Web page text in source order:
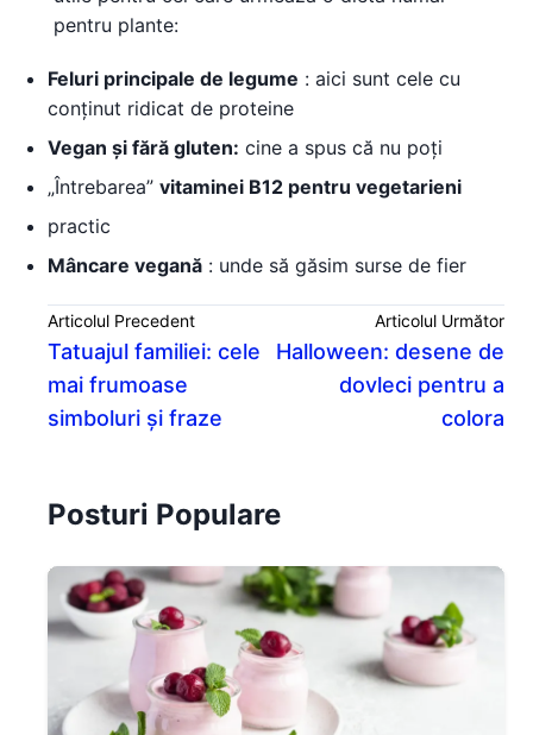
pentru plante:
Feluri principale de legume : aici sunt cele cu
conținut ridicat de proteine
Vegan și fără gluten: cine a spus că nu poți
„Întrebarea” vitaminei B12 pentru vegetarieni
practic
Mâncare vegană : unde să găsim surse de fier
Articolul Precedent
Tatuajul familiei: cele
mai frumoase
simboluri și fraze
Articolul Următor
Halloween: desene de
dovleci pentru a
colora
Posturi Populare